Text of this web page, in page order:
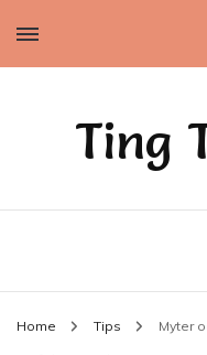
Ting
Home Tips Myter